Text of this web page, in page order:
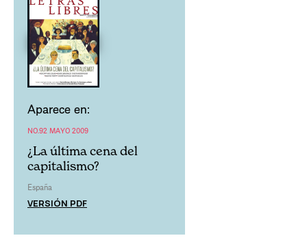
Aparece en:
NO.92 MAYO 2009
¿La última cena del
capitalismo?
España
VERSIÓN PDF